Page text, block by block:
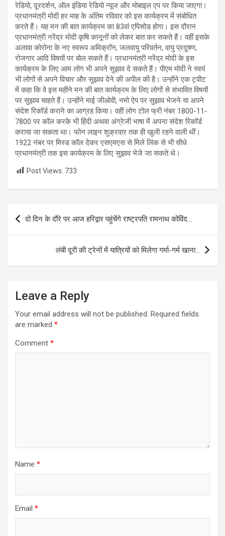
रेडियो, दूरदर्शन, ऑल इंडिया रेडियो न्यूज और मोबाइल एप पर किया जाएगा।
प्रधानमंत्री मोदी हर माह के अंतिम रविवार को इस कार्यक्रम में संबोधित
करते हैं। यह मन की बात कार्यक्रम का 83वां एपिसोड होगा। इस दौरान
प्रधानमंत्री नरेंद्र मोदी कृषि कानूनों को लेकर बात कर सकते हैं। वहीं इसके
अलावा कोरोना के नए स्वरूप अमिक्रॉन, जलवायु परिवर्तन, वायु प्रदूषण,
रोजगार आदि विषयों पर बोल सकते हैं। प्रधानमंत्री नरेंद्र मोदी के इस
कार्यक्रम के लिए आम लोग भी अपने सुझाव दे सकते हैं। पीएम मोदी ने स्वयं
भी लोगों से अपने विचार और सुझाव देने की अपील की है। उन्होंने एक ट्वीट
में कहा कि वे इस महीने मन की बात कार्यक्रम के लिए लोगों से संभावित विषयों
पर सुझाव चाहते हैं। उन्होंने माई जीओवी, नमो ऐप पर सुझाव भेजने या अपने
संदेश रिकॉर्ड कराने का आग्रह किया। वहीं लोग टोल फ्री नंबर 1800-11-
7800 पर कॉल करके भी हिंदी अथवा अंग्रेजी भाषा में अपना संदेश रिकॉर्ड
कराया जा सकता था। फोन लाइन शुक्रवार तक ही खुली रहने वाली थीं।
1922 नंबर पर मिस्ड कॉल देकर एसएमएस से मिले लिंक से भी सीधे
प्रधानमंत्री तक इस कार्यक्रम के लिए सुझाव भेजे जा सकते थे।
Post Views: 733
Post
navigation
दो दिन के दौरे पर आज हरिद्वार पहुंचेंगे राष्ट्रपति रामनाथ कोविंद…
लंबी दूरी की ट्रेनों में यात्रियों को मिलेगा गर्मा-गर्म खाना…
Leave a Reply
Your email address will not be published. Required fields
are marked *
Comment *
Name *
Email *